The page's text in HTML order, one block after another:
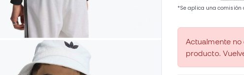
Actualmente
producto.